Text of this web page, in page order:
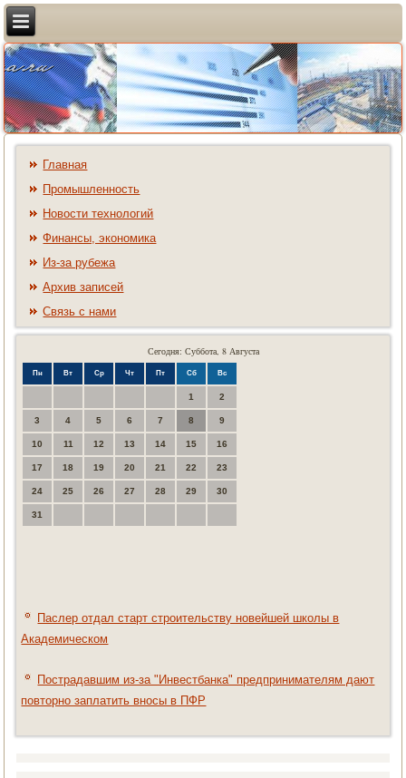
Главная
Промышленность
Новости технологий
Финансы, экономика
Из-за рубежа
Архив записей
Связь с нами
Сегодня: Суббота, 8 Августа
Пн Вт Ср Чт Пт Сб Вс
1 2
3 4 5 6 7 8 9
10 11 12 13 14 15 16
17 18 19 20 21 22 23
24 25 26 27 28 29 30
31
Паслер отдал старт строительству новейшей школы в
Академическом
Пострадавшим из-за "Инвестбанка" предпринимателям дают
повторно заплатить вносы в ПФР